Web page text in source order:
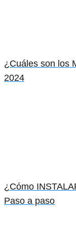
¿Cuáles son los
2024
¿Cómo
Paso a paso